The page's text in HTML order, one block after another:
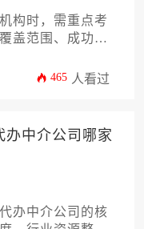
构时，需重点考
盖范围、成功案
，通过多维度比
规范运作能力的
465 人看过
办中介公司哪家
办中介公司的核